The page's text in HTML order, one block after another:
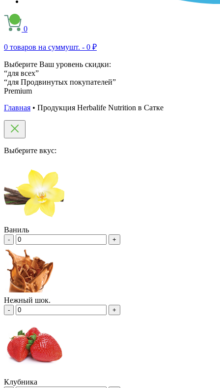
0
0 товаров на суммушт. - 0 ₽
Выберите Ваш уровень скидки:
“для всех”
“для Продвинутых покупателей”
Premium
Главная • Продукция Herbalife Nutrition в Сатке
Выберите вкус:
Ваниль
- +
Нежный шок.
- +
Клубника